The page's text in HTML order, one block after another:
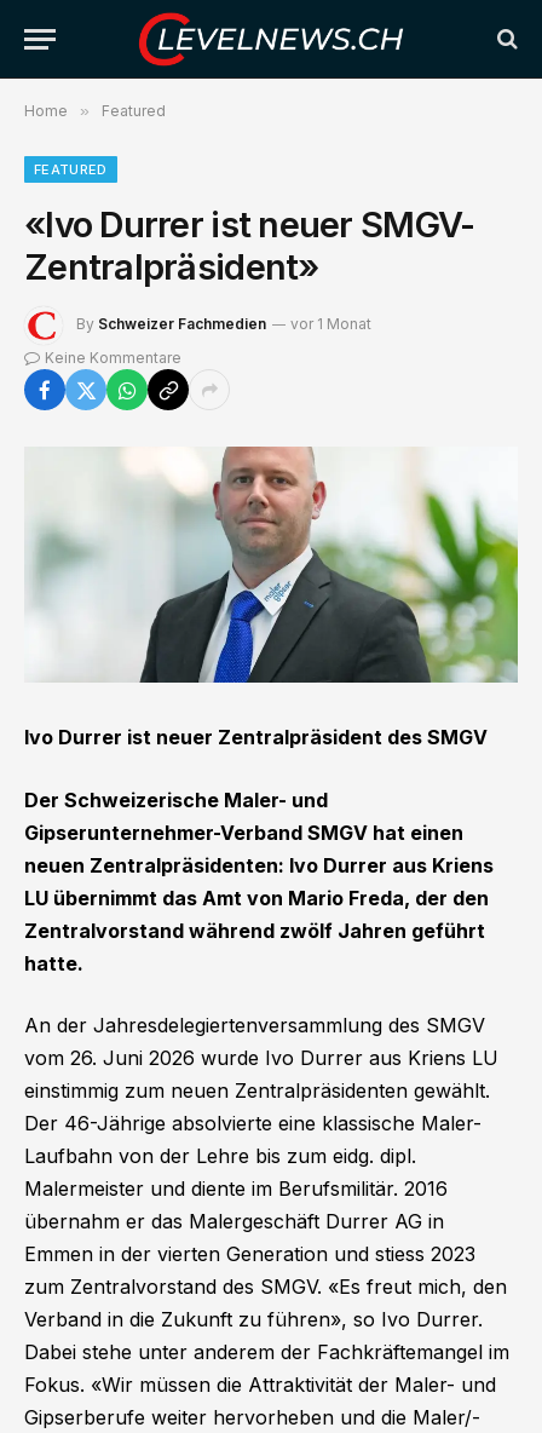
Home » Featured
FEATURED
«Ivo Durrer ist neuer SMGV-
Zentralpräsident»
By Schweizer Fachmedien
vor 1 Monat
Keine Kommentare
Ivo Durrer ist neuer Zentralpräsident des SMGV
Der Schweizerische Maler- und
Gipserunternehmer-Verband SMGV hat einen
neuen Zentralpräsidenten: Ivo Durrer aus Kriens
LU übernimmt das Amt von Mario Freda, der den
Zentralvorstand während zwölf Jahren geführt
hatte.
An der Jahresdelegiertenversammlung des SMGV
vom 26. Juni 2026 wurde Ivo Durrer aus Kriens LU
einstimmig zum neuen Zentralpräsidenten gewählt.
Der 46-Jährige absolvierte eine klassische Maler-
Laufbahn von der Lehre bis zum eidg. dipl.
Malermeister und diente im Berufsmilitär. 2016
übernahm er das Malergeschäft Durrer AG in
Emmen in der vierten Generation und stiess 2023
zum Zentralvorstand des SMGV. «Es freut mich, den
Verband in die Zukunft zu führen», so Ivo Durrer.
Dabei stehe unter anderem der Fachkräftemangel im
Fokus. «Wir müssen die Attraktivität der Maler- und
Gipserberufe weiter hervorheben und die Maler/-